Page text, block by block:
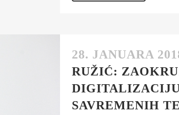
28. JANUARA
RUŽIĆ:
SAVREMENIH